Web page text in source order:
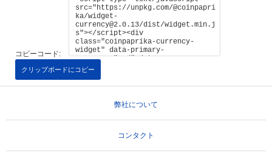
コピーコード:
クリップボードにコピー
弊社について
コンタクト